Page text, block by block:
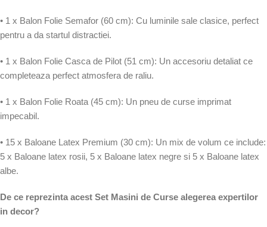
• 1 x Balon Folie Semafor (60 cm): Cu luminile sale clasice, perfect
pentru a da startul distractiei.
• 1 x Balon Folie Casca de Pilot (51 cm): Un accesoriu detaliat ce
completeaza perfect atmosfera de raliu.
• 1 x Balon Folie Roata (45 cm): Un pneu de curse imprimat
impecabil.
• 15 x Baloane Latex Premium (30 cm): Un mix de volum ce include:
5 x Baloane latex rosii, 5 x Baloane latex negre si 5 x Baloane latex
albe.
De ce reprezinta acest Set Masini de Curse alegerea expertilor
in decor?